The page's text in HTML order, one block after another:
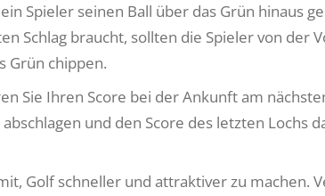
Spieler seinen Ball über das Grün hinaus
Schlag braucht, sollten die Spieler von der
Grün chippen.
Sie Ihren Score bei der Ankunft am
und den Score des letzten Lochs
Golf schneller und attraktiver zu machen.